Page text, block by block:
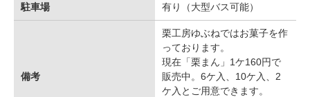
駐車場 有り（大型バス可能）
備考
栗工房ゆぶねではお菓子を作
っております。
現在「栗まん」1ケ160円で
販売中。6ケ入、10ケ入、2
ケ入とご用意できます。